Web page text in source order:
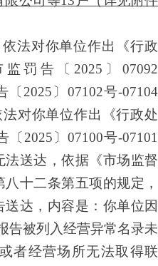
依法对你单位作出《行政
监罚 告 〔 2025 〕 07092
〔 2025 〕 07102号-07104
法对你单位作出
《行政处
〔 2025 〕 07100号-07101
法送达，依据《市场监督
十二条第五项的规定，
达，内容是：你单位因
告被列入经营异常名录未
者经营场所无法取得联